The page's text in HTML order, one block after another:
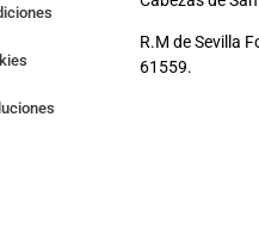
R.M de Sevilla
61559.